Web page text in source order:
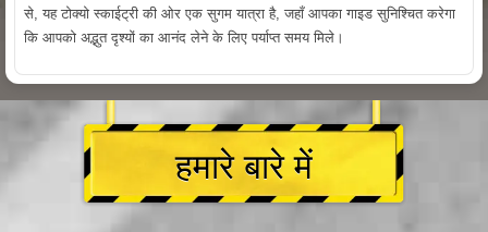
से, यह टोक्यो स्काईट्री की ओर एक सुगम यात्रा है, जहाँ आपका गाइड सुनिश्चित करेगा
कि आपको अद्भुत दृश्यों का आनंद लेने के लिए पर्याप्त समय मिले।
हमारे बारे में